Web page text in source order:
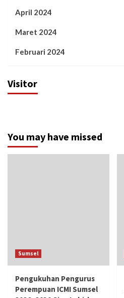
April 2024
Maret 2024
Februari 2024
Visitor
You may have missed
Sumsel
Pengukuhan Pengurus
Perempuan ICMI Sumsel